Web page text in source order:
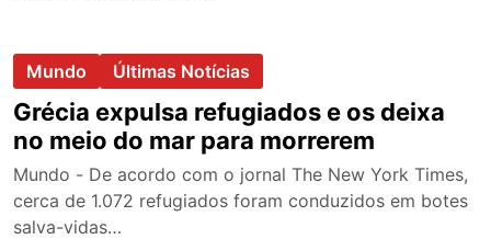
Mundo Últimas Notícias
Grécia expulsa refugiados e os deixa
no meio do mar para morrerem
Mundo - De acordo com o jornal The New York Times,
cerca de 1.072 refugiados foram conduzidos em botes
salva-vidas…